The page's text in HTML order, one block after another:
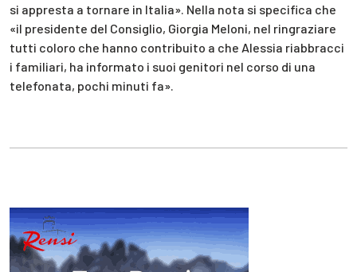
si appresta a tornare in Italia». Nella nota si specifica che
«il presidente del Consiglio, Giorgia Meloni, nel ringraziare
tutti coloro che hanno contribuito a che Alessia riabbracci
i familiari, ha informato i suoi genitori nel corso di una
telefonata, pochi minuti fa».